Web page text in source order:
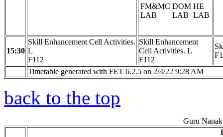
FM&MC
LAB
DOM
LAB
HE
LAB
15:30
Skill Enhancement Cell Activities.
L
F112
Skill Enhancement
Cell Activities. L
F112
Timetable generated with FET 6.2.5 on 2/4/22 9:28 AM
back to the top
Guru